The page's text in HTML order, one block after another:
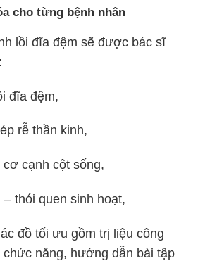
cho từng bệnh nhân
lồi đĩa đệm sẽ được bác sĩ
đĩa đệm,
rễ thần kinh,
cạnh cột sống,
thói quen sinh hoạt,
đồ tối ưu gồm trị liệu công
chức năng, hướng dẫn bài tập